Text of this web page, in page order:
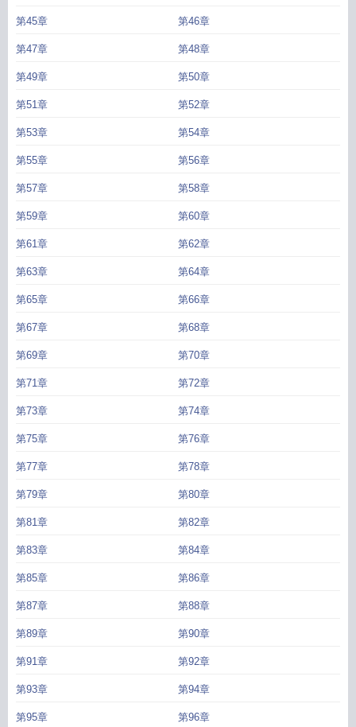
第45章 第46章
第47章 第48章
第49章 第50章
第51章 第52章
第53章 第54章
第55章 第56章
第57章 第58章
第59章 第60章
第61章 第62章
第63章 第64章
第65章 第66章
第67章 第68章
第69章 第70章
第71章 第72章
第73章 第74章
第75章 第76章
第77章 第78章
第79章 第80章
第81章 第82章
第83章 第84章
第85章 第86章
第87章 第88章
第89章 第90章
第91章 第92章
第93章 第94章
第95章 第96章